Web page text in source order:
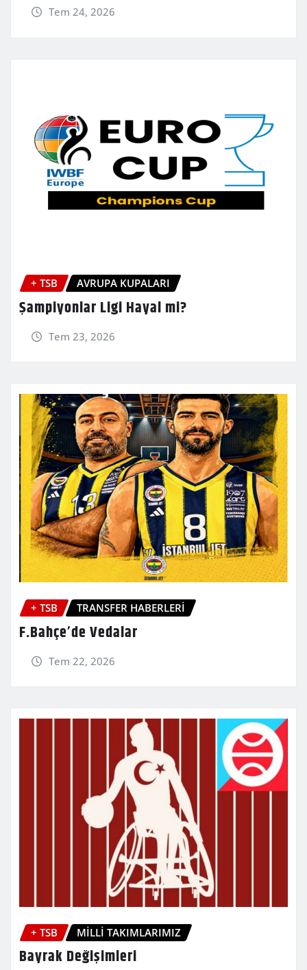
Tem 24, 2026
+ TSB AVRUPA KUPALARI
Şampiyonlar Ligi Hayal mi?
Tem 23, 2026
+ TSB TRANSFER HABERLERİ
F.Bahçe’de Vedalar
Tem 22, 2026
+ TSB MİLLİ TAKIMLARIMIZ
Bayrak Değişimleri